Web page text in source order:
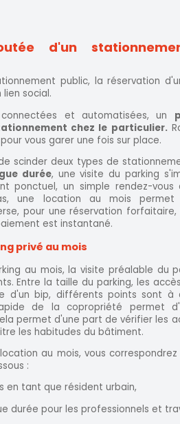
d'un
public, la réservation
social.
et automatisées, un
chez le particulier.
vous garer une fois sur place.
scinder deux types de
durée, une visite du parking
ponctuel, un simple rendez-vous
une location au mois permet
pour une réservation
est instantané.
privé au mois
au mois, la visite préalable du
Entre la taille du parking, les
d'un bip, différents points sont à
de la copropriété permet
permet d'une part de vérifier les
les habitudes du bâtiment.
au mois, vous
:
en tant que résident urbain,
durée pour les professionnels et